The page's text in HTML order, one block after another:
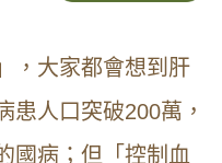
，大家都會想到肝
患人口突破200萬，
國病；但「控制血